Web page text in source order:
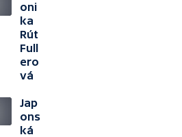
oni
ka
Rút
Full
ero
vá
Jap
ons
ká